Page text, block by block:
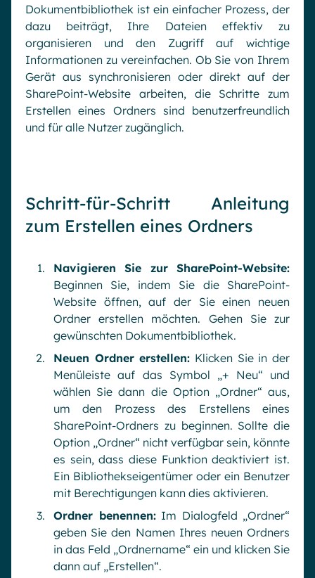
Dokumentbibliothek ist ein einfacher Prozess, der
dazu beiträgt, Ihre Dateien effektiv zu
organisieren und den Zugriff auf wichtige
Informationen zu vereinfachen. Ob Sie von Ihrem
Gerät aus synchronisieren oder direkt auf der
SharePoint-Website arbeiten, die Schritte zum
Erstellen eines Ordners sind benutzerfreundlich
und für alle Nutzer zugänglich.
Schritt-für-Schritt Anleitung
zum Erstellen eines Ordners
Navigieren Sie zur SharePoint-Website:
Beginnen Sie, indem Sie die SharePoint-
Website öffnen, auf der Sie einen neuen
Ordner erstellen möchten. Gehen Sie zur
gewünschten Dokumentbibliothek.
Neuen Ordner erstellen: Klicken Sie in der
Menüleiste auf das Symbol „+ Neu“ und
wählen Sie dann die Option „Ordner“ aus,
um den Prozess des Erstellens eines
SharePoint-Ordners zu beginnen. Sollte die
Option „Ordner“ nicht verfügbar sein, könnte
es sein, dass diese Funktion deaktiviert ist.
Ein Bibliothekseigentümer oder ein Benutzer
mit Berechtigungen kann dies aktivieren.
Ordner benennen:Im Dialogfeld „Ordner“
geben Sie den Namen Ihres neuen Ordners
in das Feld „Ordnername“ ein und klicken Sie
dann auf „Erstellen“.